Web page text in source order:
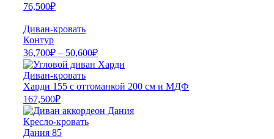
76,500₽
Диван-кровать
Контур
36,700₽ – 50,600₽
Диван-кровать
Харди 155 с оттоманкой 200 см и МДФ
167,500₽
Кресло-кровать
Дания 85